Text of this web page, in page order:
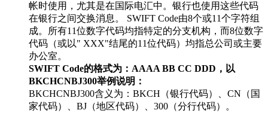
帐时使用，尤其是在国际电汇中。银行也使用这些代码
在银行之间交换消息。 SWIFT Code由8个或11个字符组
成。所有11位数字代码均指特定的分支机构，而8位数字
代码（或以" XXX"结尾的11位代码）均指总公司或主要
办公室。
SWIFT Code的格式为：AAAA BB CC DDD，以
BKCHCNBJ300举例说明：
BKCHCNBJ300含义为：BKCH（银行代码）、CN（国
家代码）、BJ（地区代码）、300（分行代码）。